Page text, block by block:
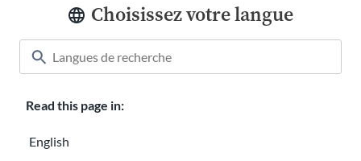
Choisissez votre langue
Read this page in:
English
Guide de la citoyenneté américaine
Guide sur l’immigration